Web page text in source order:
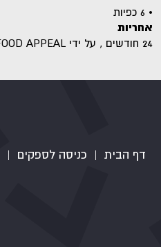
• 6 כפיות
אחריות
24 חודשים , על ידי FOOD APPEAL
דף הבית | כניסה לספקים |